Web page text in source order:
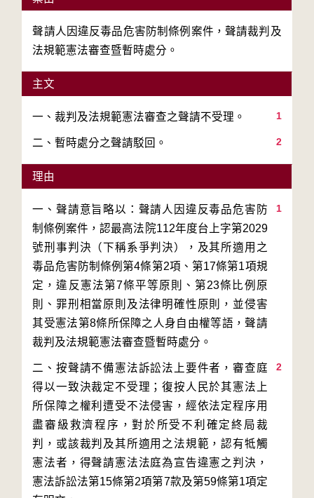
聲請人因違反毒品危害防制條例案件，聲請裁判及
法規範憲法審查暨暫時處分。
主文
1
2
二、暫時處分之聲請駁回。
理由
1
一、聲請意旨略以：聲請人因違反毒品危害防
制條例案件，認最高法院112年度台上字第2029
號刑事判決（下稱系爭判決），及其所適用之
毒品危害防制條例第4條第2項、第17條第1項規
定，違反憲法第7條平等原則、第23條比例原
則、罪刑相當原則及法律明確性原則，並侵害
其受憲法第8條所保障之人身自由權等語，聲請
2
二、按聲請不備憲法訴訟法上要件者，審查庭
得以一致決裁定不受理；復按人民於其憲法上
所保障之權利遭受不法侵害，經依法定程序用
盡審級救濟程序，對於所受不利確定終局裁
判，或該裁判及其所適用之法規範，認有牴觸
憲法者，得聲請憲法法庭為宣告違憲之判決，
憲法訴訟法第15條第2項第7款及第59條第1項定